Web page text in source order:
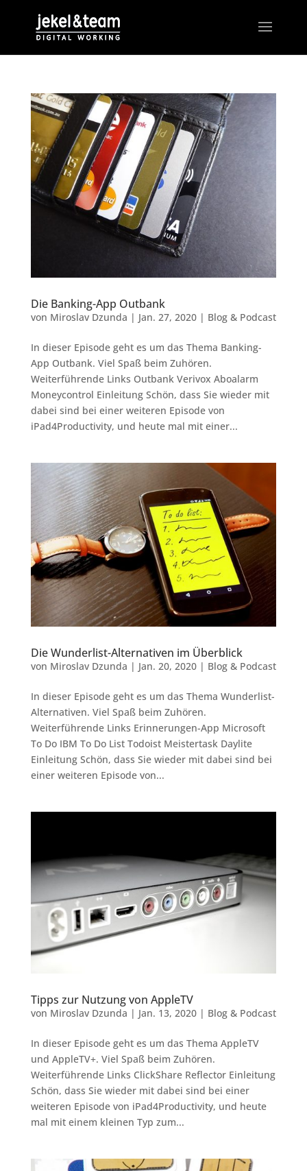
Die Banking-App Outbank
von Miroslav Dzunda | Jan. 27, 2020| Blog & Podcast
In dieser Episode geht es um das Thema Banking-
App Outbank. Viel Spaß beim Zuhören.
Weiterführende Links Outbank Verivox Aboalarm
Moneycontrol Einleitung Schön, dass Sie wieder mit
dabei sind bei einer weiteren Episode von
iPad4Productivity, und heute mal mit einer...
Die Wunderlist-Alternativen im Überblick
von Miroslav Dzunda | Jan. 20, 2020| Blog & Podcast
In dieser Episode geht es um das Thema Wunderlist-
Alternativen. Viel Spaß beim Zuhören.
Weiterführende Links Erinnerungen-App Microsoft
To Do IBM To Do List Todoist Meistertask Daylite
Einleitung Schön, dass Sie wieder mit dabei sind bei
einer weiteren Episode von...
Tipps zur Nutzung von AppleTV
von Miroslav Dzunda | Jan. 13, 2020| Blog & Podcast
In dieser Episode geht es um das Thema AppleTV
und AppleTV+. Viel Spaß beim Zuhören.
Weiterführende Links ClickShare Reflector Einleitung
Schön, dass Sie wieder mit dabei sind bei einer
weiteren Episode von iPad4Productivity, und heute
mal mit einem kleinen Typ zum...